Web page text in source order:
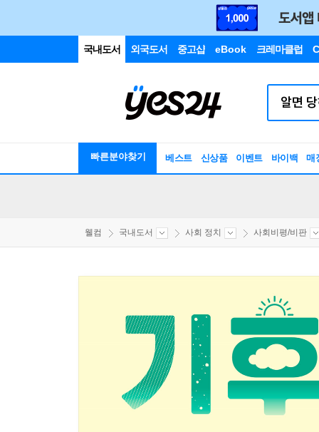
국내도서 외국도서 중고샵 eBook 크레마클럽
빠른분야찾기 베스트 신상품 이벤트 바이백 매
웰컴 국내도서 사회 정치 사회비평/비판